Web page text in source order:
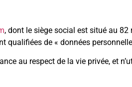
, dont le siège social est situé au
qualifiées de « données
au respect de la vie privée, et